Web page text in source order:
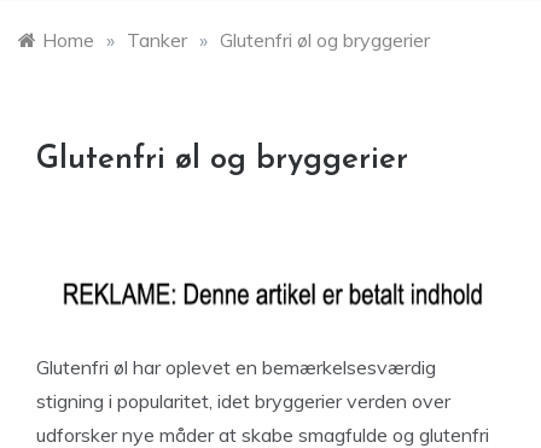
Home » Tanker » Glutenfri øl og bryggerier
Glutenfri øl og bryggerier
Glutenfri øl har oplevet en bemærkelsesværdig
stigning i popularitet, idet bryggerier verden over
udforsker nye måder at skabe smagfulde og glutenfri